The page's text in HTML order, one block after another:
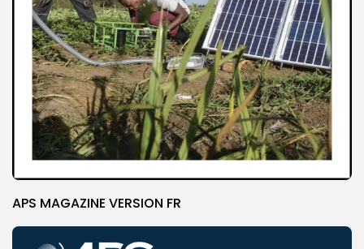
APS MAGAZINE VERSION FR